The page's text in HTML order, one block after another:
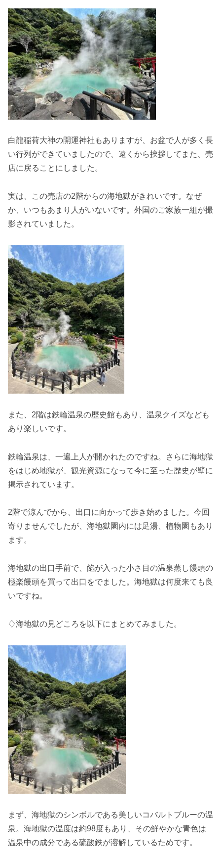
白龍稲荷大神の開運神社もありますが、お盆で人が多く長
い行列ができていましたので、遠くから挨拶してまた、売
店に戻ることにしました。
実は、この売店の2階からの海地獄がきれいです。なぜ
か、いつもあまり人がいないです。外国のご家族一組が撮
影されていました。
また、2階は鉄輪温泉の歴史館もあり、温泉クイズなども
あり楽しいです。
鉄輪温泉は、一遍上人が開かれたのですね。さらに海地獄
をはじめ地獄が、観光資源になって今に至った歴史が壁に
掲示されています。
2階で涼んでから、出口に向かって歩き始めました。今回
寄りませんでしたが、海地獄園内には足湯、植物園もあり
ます。
海地獄の出口手前で、餡が入った小さ目の温泉蒸し饅頭の
極楽饅頭を買って出口をでました。海地獄は何度来ても良
いですね。
♢海地獄の見どころを以下にまとめてみました。
まず、海地獄のシンボルである美しいコバルトブルーの温
泉。海地獄の温度は約98度もあり、その鮮やかな青色は
温泉中の成分である硫酸鉄が溶解しているためです。